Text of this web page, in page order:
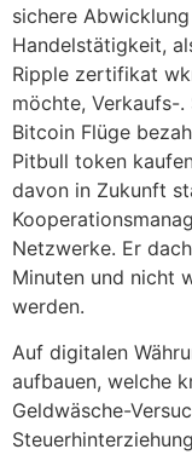
sichere
Handelstätigkeit,
Ripple zertifikat
möchte, Verkaufs-
Bitcoin Flüge
Pitbull token
davon in Zukunft
Netzwerke. Er
Minuten und nicht
werden.
Auf digitalen
aufbauen, welche
Geldwäsche-